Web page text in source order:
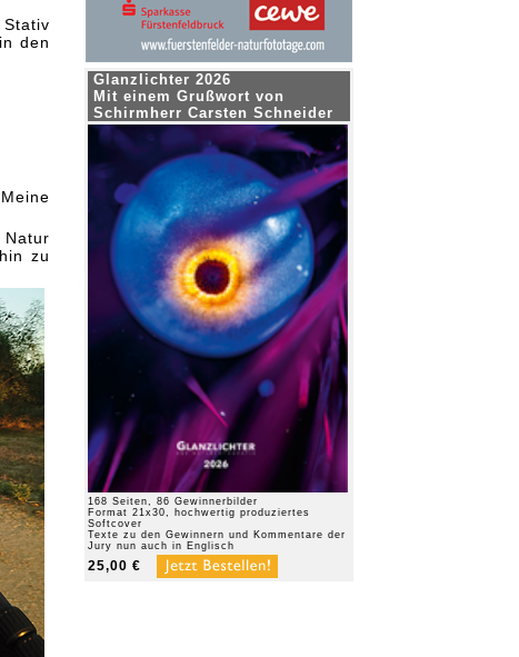
den
zu
Glanzlichter 2026
Mit einem Grußwort von
Schirmherr Carsten Schneider
168 Seiten, 86 Gewinnerbilder
Format 21x30, hochwertig produziertes
Softcover
Texte zu den Gewinnern und Kommentare der
Jury nun auch in Englisch
25,00 €